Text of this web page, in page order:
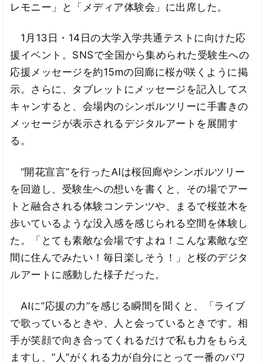
レモニー」と「メディア体験会」に出席した。
1月13日・14日の大学入学共通テストに向けた応
援イベント。SNSで全国から集められた受験生への
応援メッセージを約15mの回廊に桜が咲くように掲
示。さらに、タブレットにメッセージを記入してス
キャンすると、会場内のシンボルツリーに手書きの
メッセージが表示されるデジタルアートを展開す
る。
“開花宣言”を行ったAIは桜回廊やシンボルツリー
を回遊し、受験生への想いを書くと、その場でアー
トと融合される体験コンテンツや、まるで桜並木を
歩いているような没入感を感じられる空間を体験し
た。「とても素敵な会場ですよね！こんな素敵な空
間に住んでみたい！毎日楽しそう！」と桜のデジタ
ルアートに感動した様子だった。
AIに“応援の力”を感じる瞬間を聞くと、「ライブ
で歌っているときや、人と会っているときです。相
手が笑顔で向き合ってくれるだけで私も力をもらえ
ますし、“人”がくれる力が自分にとって一番のパワ